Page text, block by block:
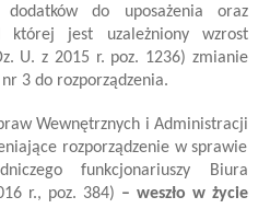
dodatków do uposażenia oraz
której jest uzależniony wzrost
U. z 2015 r. poz. 1236) zmianie
nr 3 do rozporządzenia.
Wewnętrznych i Administracji
rozporządzenie w sprawie
funkcjonariuszy Biura
r., poz. 384) – weszło w życie